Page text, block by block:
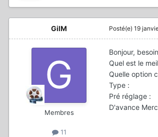
GilM
Membres
11
Posté(e) 19
Bonjour,
Quel est le
Quelle option
Type :
Pré réglage :
D'avance